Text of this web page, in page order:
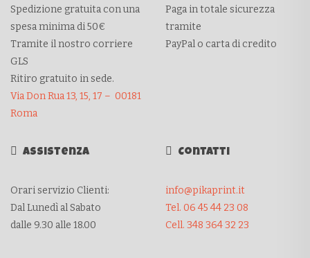
Spedizione gratuita con una
spesa minima di 50€
Tramite il nostro corriere
GLS
Ritiro gratuito in sede.
Via Don Rua 13, 15, 17 – 00181
Roma
Paga in totale sicurezza
tramite
PayPal o carta di credito
Assistenza
Orari servizio Clienti:
Dal Lunedì al Sabato
dalle 9.30 alle 18.00
Contatti
info@pikaprint.it
Tel. 06 45 44 23 08
Cell. 348 364 32 23